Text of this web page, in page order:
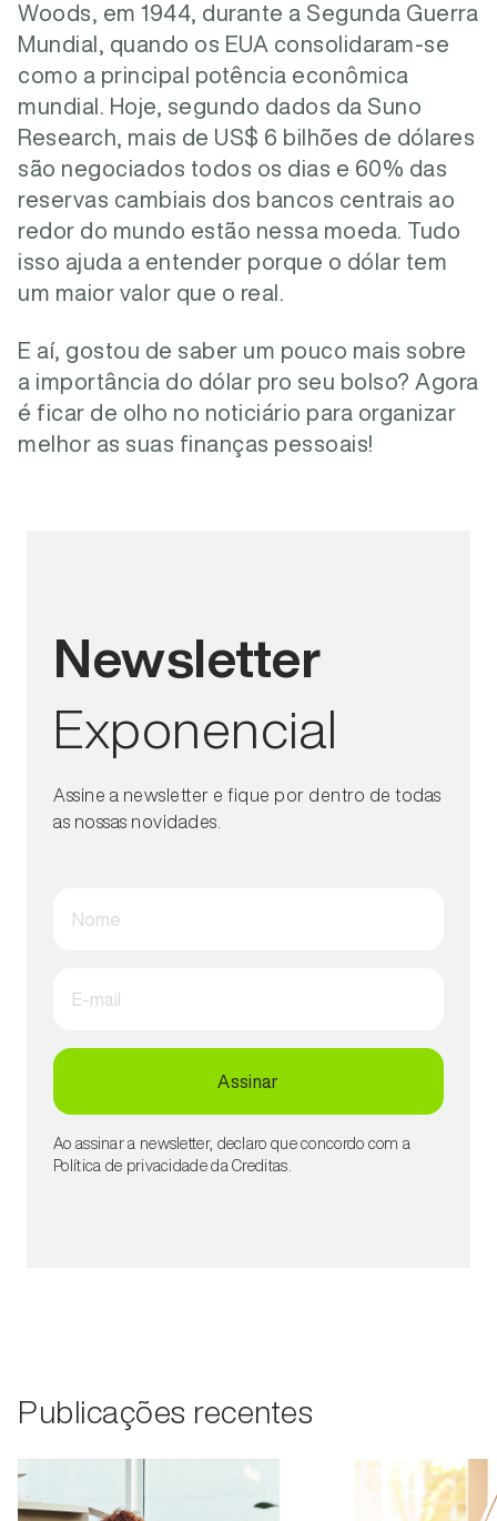
Woods, em 1944, durante a Segunda Guerra
Mundial, quando os EUA consolidaram-se
como a principal potência econômica
mundial. Hoje, segundo dados da Suno
Research, mais de US$ 6 bilhões de dólares
são negociados todos os dias e 60% das
reservas cambiais dos bancos centrais ao
redor do mundo estão nessa moeda. Tudo
isso ajuda a entender porque o dólar tem
um maior valor que o real.
E aí, gostou de saber um pouco mais sobre
a importância do dólar pro seu bolso? Agora
é ficar de olho no noticiário para organizar
melhor as suas finanças pessoais!
Newsletter
Exponencial
Assine a newsletter e fique por dentro de todas
as nossas novidades.
Nome
E-mail
Assinar
Ao assinar a newsletter, declaro que concordo com a
Política de privacidade da Creditas.
Publicações recentes